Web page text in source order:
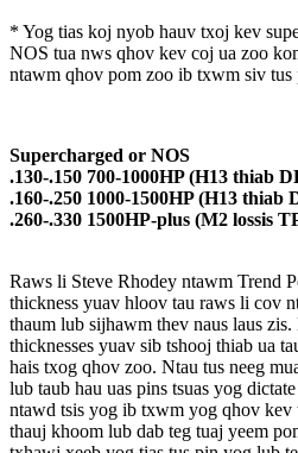
* Yog tias koj nyob hauv txoj kev
NOS tua nws qhov kev coj ua zoo
ntawm qhov pom zoo ib txwm siv tus
Supercharged or NOS
.130-.150 700-1000HP (H13 thiab
.160-.250 1000-1500HP (H13 thiab
.260-.330 1500HP-plus (M2 lossis
Raws li Steve Rhodey ntawm Trend
thickness yuav hloov tau raws li cov
thaum lub sijhawm thev naus laus zis.
thicknesses yuav sib tshooj thiab ua
hais txog qhov zoo. Ntau tus neeg
lub taub hau uas pins tsuas yog
ntawd tsis yog ib txwm yog qhov
thauj khoom lub dab teg tuaj yeem